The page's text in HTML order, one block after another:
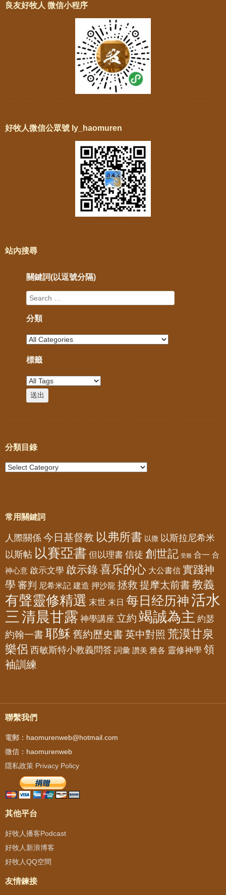
良友好牧人 微信小程序
好牧人微信公眾號 ly_haomuren
站內搜尋
關鍵詞(以逗號分隔)
分類
標籤
分類目錄
常用關鍵詞
人際關係 今日基督教 以弗所書 以撒 以斯拉尼希米
以斯帖 以賽亞書 但以理書 信徒 創世記 受難 合一 合
神心意 啟示文學 啟示錄喜乐的心 大公書信 實踐神
學 審判 尼希米記 建造 押沙龍 拯救 提摩太前書 教義
有聲靈修精選 末世 末日 每日经历神活水
三 清晨甘露 神學講座 立約 竭誠為主 約瑟
約翰一書耶穌 舊約歷史書 英中對照 荒漠甘泉
樂侶 西敏斯特小教義問答 詞彙 讚美 雅各 靈修神學 領
袖訓練
聯繫我們
電郵：haomurenweb@hotmail.com
微信：haomurenweb
隱私政策 Privacy Policy
其他平台
好牧人播客Podcast
好牧人新浪博客
好牧人QQ空間
友情鍊接